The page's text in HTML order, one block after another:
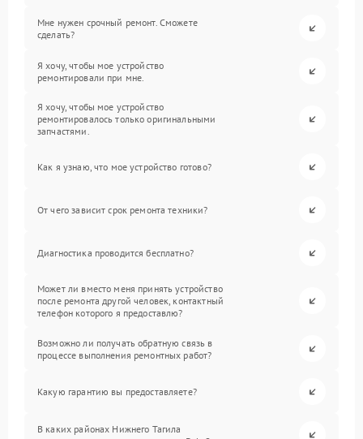
Мне нужен срочный ремонт. Сможете
сделать?
Я хочу, чтобы мое устройство
ремонтировали при мне.
Я хочу, чтобы мое устройство
ремонтировалось только оригинальными
запчастями.
Как я узнаю, что мое устройство готово?
От чего зависит срок ремонта техники?
Диагностика проводится бесплатно?
Может ли вместо меня принять устройство
после ремонта другой человек, контактный
телефон которого я предоставлю?
Возможно ли получать обратную связь в
процессе выполнения ремонтных работ?
Какую гарантию вы предоставляете?
В каких районах Нижнего Тагила